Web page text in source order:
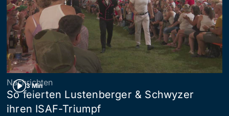
3 Min
Nachrichten
So feierten Lustenberger & Schwyzer
ihren ISAF-Triumpf